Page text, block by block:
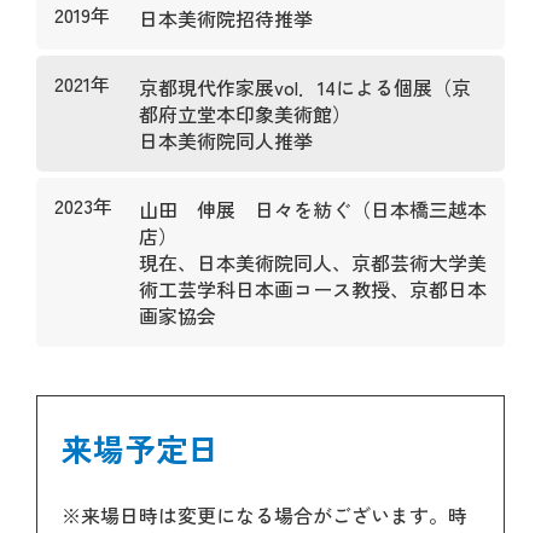
2019年 日本美術院招待推挙
2021年
京都現代作家展vol．14による個展（京
都府立堂本印象美術館）
日本美術院同人推挙
2023年
山田 伸展 日々を紡ぐ（日本橋三越本
店）
現在、日本美術院同人、京都芸術大学美
術工芸学科日本画コース教授、京都日本
画家協会
来場予定日
※来場日時は変更になる場合がございます。時